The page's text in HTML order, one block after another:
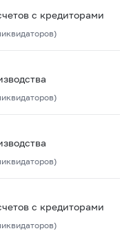
с кредиторами
с кредиторами